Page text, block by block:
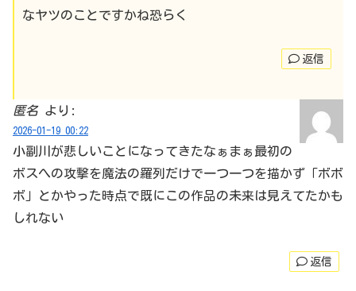
なヤツのことですかね恐らく
返信
匿名 より:
2026-01-19 00:22
小副川が悲しいことになってきたなぁまぁ最初の
ボスへの攻撃を魔法の羅列だけで一つ一つを描かず「ボボ
ボ」とかやった時点で既にこの作品の未来は見えてたかも
しれない
返信